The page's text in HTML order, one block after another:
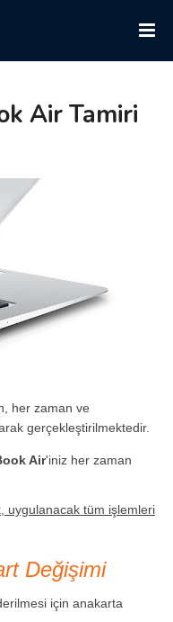
Air Tamiri
her zaman ve
gerçekleştirilmektedir.
Air'iniz her zaman
uygulanacak tüm işlemleri
Değişimi
için anakarta